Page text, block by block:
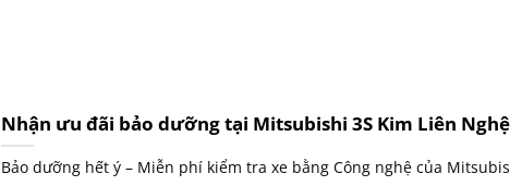
Nhận ưu đãi bảo dưỡng tại Mitsubishi 3S Kim Liên
Bảo dưỡng hết ý – Miễn phí kiểm tra xe bằng Công nghệ của